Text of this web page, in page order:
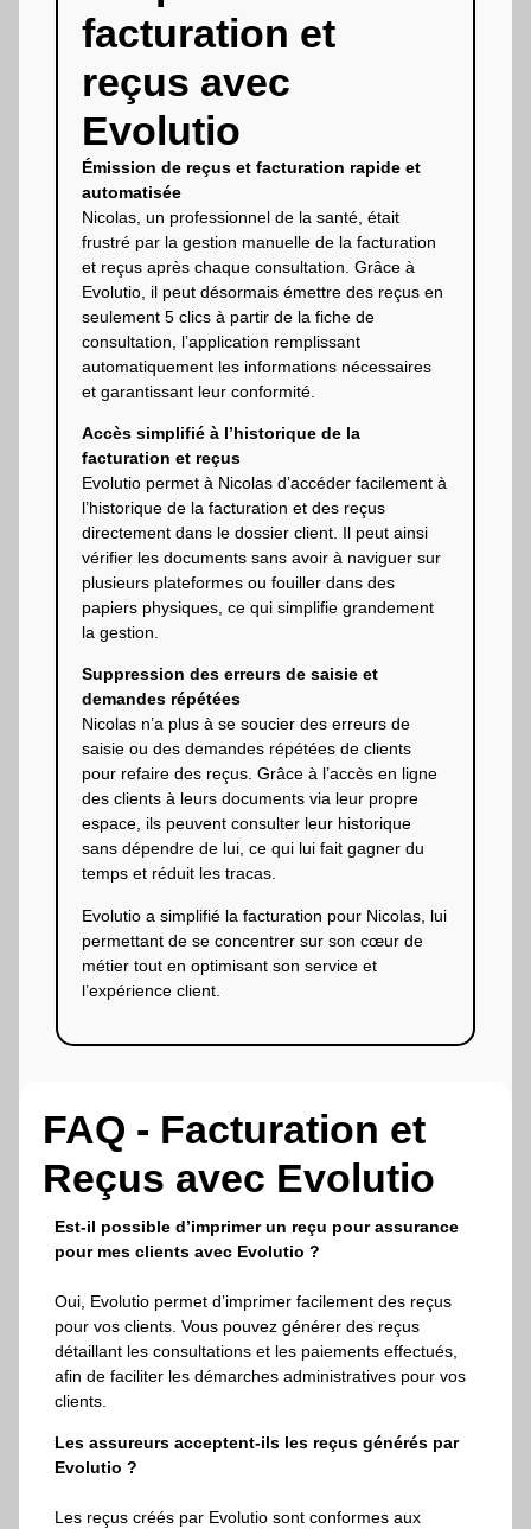
facturation et
reçus avec
Evolutio
Émission de reçus et facturation rapide et
automatisée
Nicolas, un professionnel de la santé, était
frustré par la gestion manuelle de la facturation
et reçus après chaque consultation. Grâce à
Evolutio, il peut désormais émettre des reçus en
seulement 5 clics à partir de la fiche de
consultation, l’application remplissant
automatiquement les informations nécessaires
et garantissant leur conformité.
Accès simplifié à l’historique de la
facturation et reçus
Evolutio permet à Nicolas d’accéder facilement à
l’historique de la facturation et des reçus
directement dans le dossier client. Il peut ainsi
vérifier les documents sans avoir à naviguer sur
plusieurs plateformes ou fouiller dans des
papiers physiques, ce qui simplifie grandement
la gestion.
Suppression des erreurs de saisie et
demandes répétées
Nicolas n’a plus à se soucier des erreurs de
saisie ou des demandes répétées de clients
pour refaire des reçus. Grâce à l’accès en ligne
des clients à leurs documents via leur propre
espace, ils peuvent consulter leur historique
sans dépendre de lui, ce qui lui fait gagner du
temps et réduit les tracas.
Evolutio a simplifié la facturation pour Nicolas, lui
permettant de se concentrer sur son cœur de
métier tout en optimisant son service et
l’expérience client.
FAQ - Facturation et
Reçus avec Evolutio
Est-il possible d’imprimer un reçu pour assurance
pour mes clients avec Evolutio ?
Oui, Evolutio permet d’imprimer facilement des reçus
pour vos clients. Vous pouvez générer des reçus
détaillant les consultations et les paiements effectués,
afin de faciliter les démarches administratives pour vos
clients.
Les assureurs acceptent-ils les reçus générés par
Evolutio ?
Les reçus créés par Evolutio sont conformes aux